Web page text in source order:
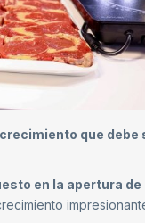
que
en la apertura